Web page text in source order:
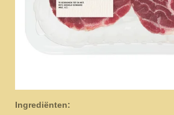
Ingrediënten: